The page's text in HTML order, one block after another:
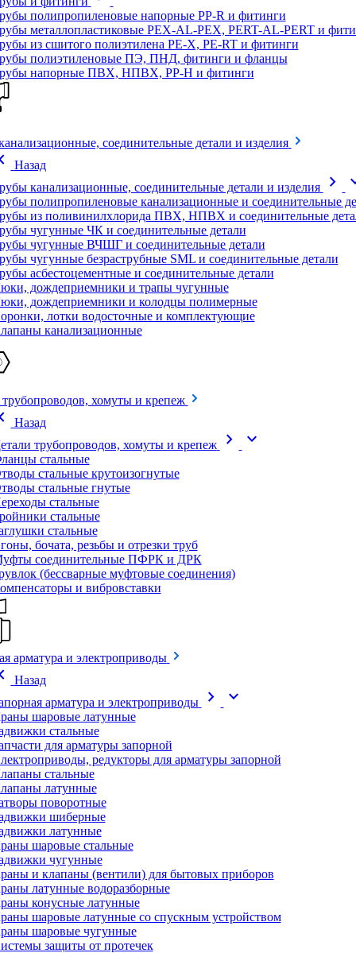
полипропиленовые напорные PP-R и фитинги
металлопластиковые PEX-AL-PEX, PERT-AL-PERT и
из сшитого полиэтилена PE-X, PE-RT и фитинги
полиэтиленовые ПЭ, ПНД, фитинги и фланцы
напорные ПВХ, НПВХ, PP-H и фитинги
соединительные детали и изделия
Назад
канализационные, соединительные детали и изделия
chevron_right
полипропиленовые канализационные и соединительные
из поливинилхлорида ПВХ, НПВХ и соединительные
чугунные ЧК и соединительные детали
чугунные ВЧШГ и соединительные детали
чугунные безраструбные SML и соединительные детали
асбестоцементные и соединительные детали
дождеприемники и трапы чугунные
дождеприемники и колодцы полимерные
лотки водосточные и комплектующие
канализационные
трубопроводов, хомуты и крепеж
Назад
трубопроводов, хомуты и крепеж
chevron_right expand_more
стальные
стальные крутоизогнутые
стальные гнутые
стальные
стальные
стальные
бочата, резьбы и отрезки труб
соединительные ПФРК и ДРК
(бессварные муфтовые соединения)
и вибровставки
арматура и электроприводы
Назад
арматура и электроприводы
chevron_right expand_more
шаровые латунные
стальные
для арматуры запорной
редукторы для арматуры запорной
стальные
латунные
поворотные
шиберные
латунные
шаровые стальные
чугунные
и клапаны (вентили) для бытовых приборов
латунные водоразборные
конусные латунные
шаровые латунные со спускным устройством
шаровые чугунные
защиты от протечек